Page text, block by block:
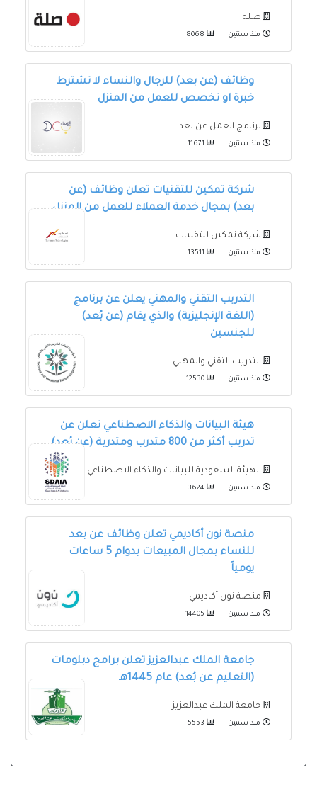
صلة
منذ سنتين
وظائف (عن بعد) للرجال والنساء لا تشترط
خبرة او تخصص للعمل من المنزل
برنامج العمل عن بعد
منذ سنتين
شركة تمكين للتقنيات تعلن وظائف (عن
بعد) بمجال خدمة العملاء للعمل من المنزل
شركة تمكين للتقنيات
منذ سنتين
التدريب التقني والمهني يعلن عن برنامج
(اللغة الإنجليزية) والذي يقام (عن بُعد)
للجنسين
التدريب التقني والمهني
منذ سنتين
هيئة البيانات والذكاء الاصطناعي تعلن عن
تدريب أكثر من 800 متدرب ومتدربة (عن بُعد)
الهيئة السعودية للبيانات والذكاء الاصطناعي
منذ سنتين
منصة نون أكاديمي تعلن وظائف عن بعد
للنساء بمجال المبيعات بدوام 5 ساعات
يومياً
منصة نون أكاديمي
منذ سنتين
جامعة الملك عبدالعزيز تعلن برامج دبلومات
(التعليم عن بُعد) عام 1445هـ
جامعة الملك عبدالعزيز
منذ سنتين